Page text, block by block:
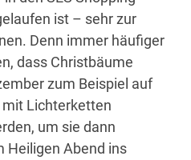
ist – sehr zur
Denn immer häufiger
dass Christbäume
zum Beispiel auf
mit Lichterketten
um sie dann
Heiligen Abend ins